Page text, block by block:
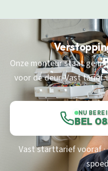
Onze monteur staat
voor de deur. Vast
NU
BEL
Vast starttarief vooraf